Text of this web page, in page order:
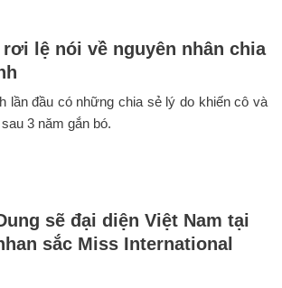
rơi lệ nói về nguyên nhân chia
lần đầu có những chia sẻ lý do khiến cô và
3 năm gắn bó.
sẽ đại diện Việt Nam tại
sắc Miss International